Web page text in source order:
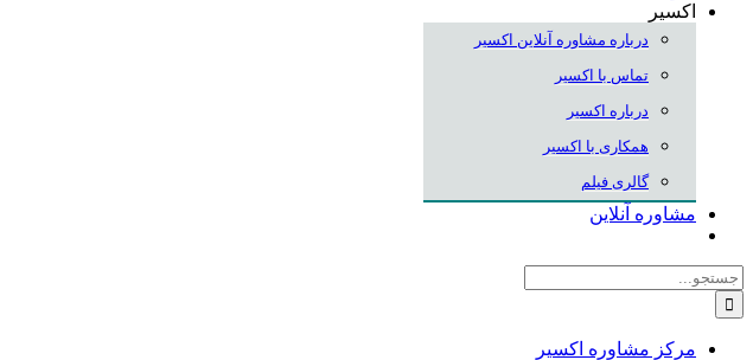
اکسیر
درباره مشاوره آنلاین اکسیر
تماس با اکسیر
درباره اکسیر
همکاری با اکسیر
گالری فیلم
مشاوره آنلاین
جستجو
برای:
مرکز مشاوره اکسیر